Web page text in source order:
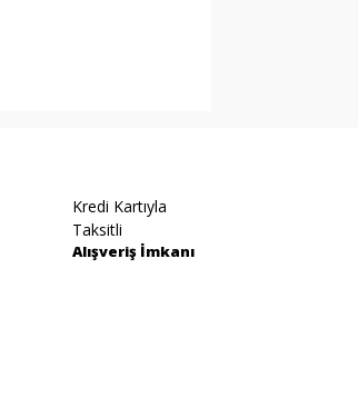
Kredi Kartıyla
Taksitli
Alışveriş İmkanı